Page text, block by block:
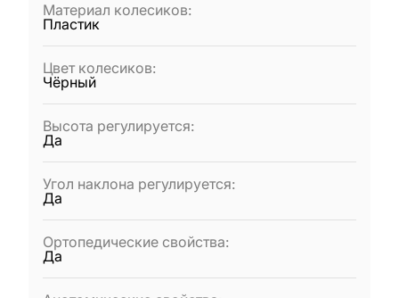
Материал колесиков:
Пластик
Цвет колесиков:
Чёрный
Высота регулируется:
Да
Угол наклона регулируется:
Да
Ортопедические свойства:
Да